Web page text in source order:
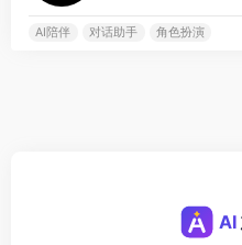
AI陪伴 对话助手 角色扮演